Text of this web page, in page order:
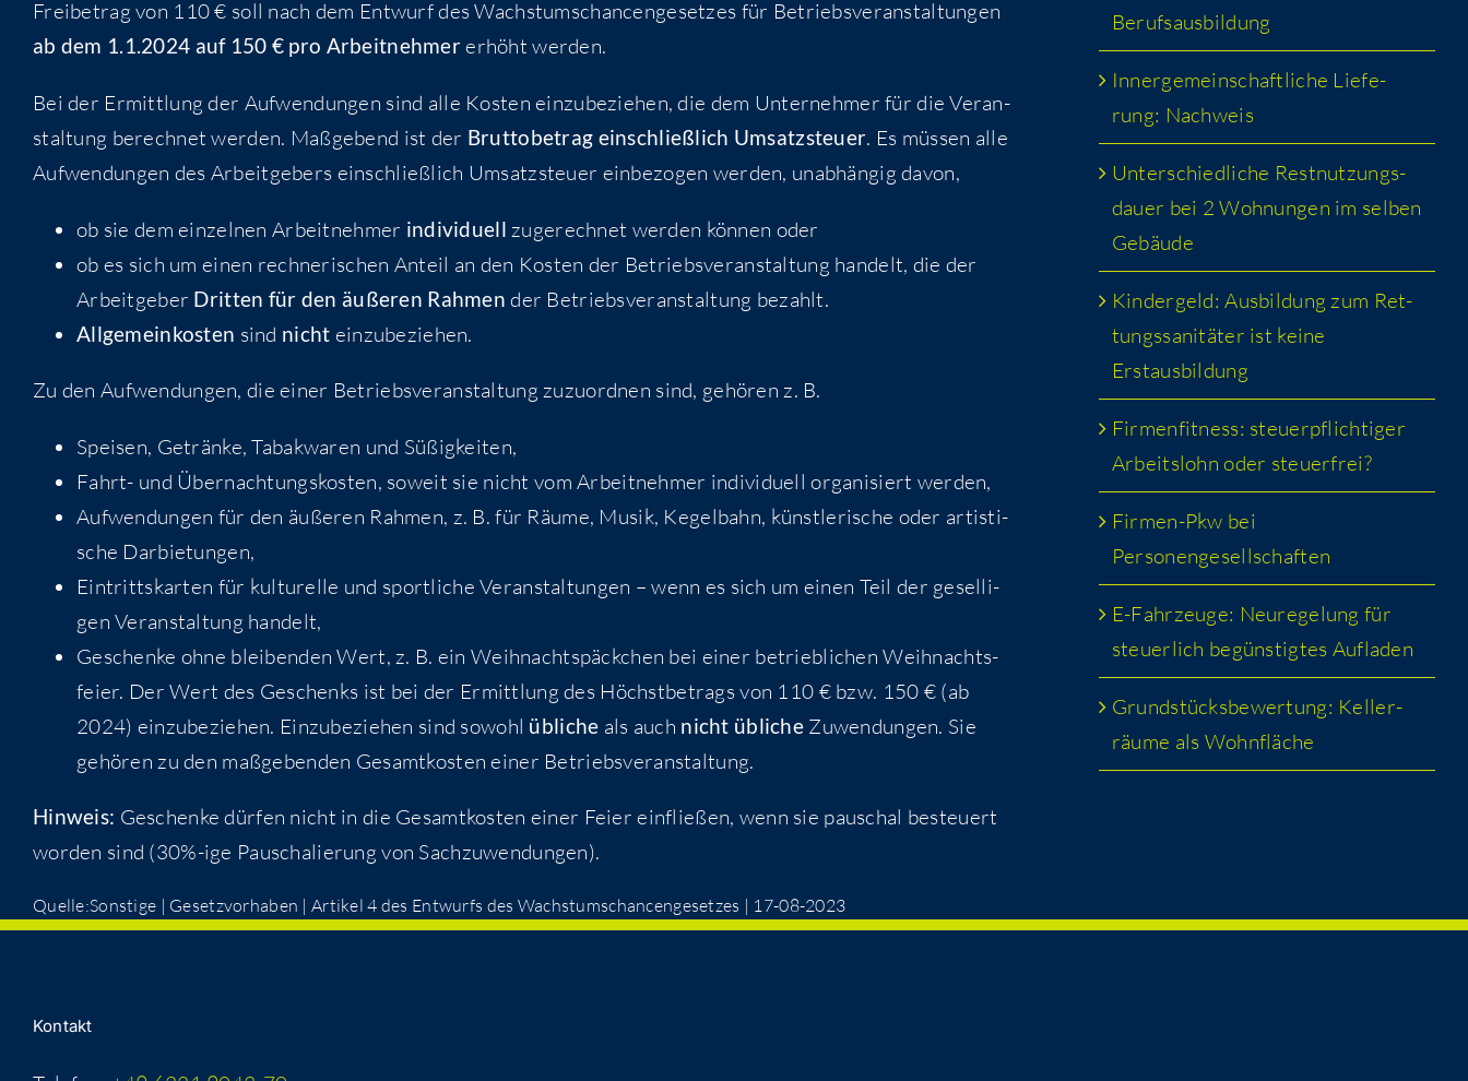
Frei­be­trag von 110 € soll nach dem Ent­wurf des Wachs­tums­chan­cen­ge­set­zes für Betriebs­ver­an­stal­tun­gen
ab dem 1.1.2024 auf 150 € pro Arbeit­neh­mererhöht werden.
Bei der Ermitt­lung der Auf­wen­dun­gen sind alle Kos­ten ein­zu­be­zie­hen, die dem Unter­neh­mer für die Ver­an­
stal­tung berech­net wer­den. Maß­ge­bend ist der Brut­to­be­trag ein­schließ­lich Umsatz­steu­er. Es müs­sen alle
Auf­wen­dun­gen des Arbeit­ge­bers ein­schließ­lich Umsatz­steu­er ein­be­zo­gen wer­den, unab­hän­gig davon,
ob sie dem ein­zel­nen Arbeit­neh­mer indi­vi­du­ell zuge­rech­net wer­den kön­nen oder
ob es sich um einen rech­ne­ri­schen Anteil an den Kos­ten der Betriebs­ver­an­stal­tung han­delt, die der
Arbeit­ge­ber Drit­ten für den äuße­ren Rah­men der Betriebs­ver­an­stal­tung bezahlt.
All­ge­mein­kos­ten sind nicht einzubeziehen.
Zu den Auf­wen­dun­gen, die einer Betriebs­ver­an­stal­tung zuzu­ord­nen sind, gehö­ren z. B.
Spei­sen, Geträn­ke, Tabak­wa­ren und Süßigkeiten,
Fahrt- und Über­nach­tungs­kos­ten, soweit sie nicht vom Arbeit­neh­mer indi­vi­du­ell orga­ni­siert werden,
Auf­wen­dun­gen für den äuße­ren Rah­men, z. B. für Räu­me, Musik, Kegel­bahn, künst­le­ri­sche oder artis­ti­
sche Darbietungen,
Ein­tritts­kar­ten für kul­tu­rel­le und sport­li­che Ver­an­stal­tun­gen – wenn es sich um einen Teil der gesel­li­
gen Ver­an­stal­tung handelt,
Geschen­ke ohne blei­ben­den Wert, z. B. ein Weih­nachts­päck­chen bei einer betrieb­li­chen Weih­nachts­
fei­er. Der Wert des Geschenks ist bei der Ermitt­lung des Höchst­be­trags von 110 € bzw. 150 € (ab
2024) ein­zu­be­zie­hen. Ein­zu­be­zie­hen sind sowohl übli­che als auch nicht übli­cheZuwen­dun­gen. Sie
gehö­ren zu den maß­ge­ben­den Gesamt­kos­ten einer Betriebsveranstaltung.
Hin­weis: Geschen­ke dür­fen nicht in die Gesamt­kos­ten einer Fei­er ein­flie­ßen, wenn sie pau­schal besteu­ert
wor­den sind (30%-ige Pau­scha­lie­rung von Sachzuwendungen).
Quelle:Sonstige | Gesetz­vor­ha­ben | Arti­kel 4 des Ent­wurfs des Wachs­tums­chan­cen­ge­set­zes | 17-08-2023
Berufsausbildung
Inner­ge­mein­schaft­li­che Lie­fe­
rung: Nachweis
Unter­schied­li­che Rest­nut­zungs­
dau­er bei 2 Woh­nun­gen im sel­ben
Gebäude
Kin­der­geld: Aus­bil­dung zum Ret­
tungs­sa­ni­tä­ter ist kei­ne
Erstausbildung
Fir­men­fit­ness: steu­er­pflich­ti­ger
Arbeits­lohn oder steuerfrei?
Fir­men-Pkw bei
Personengesellschaften
E-Fahr­zeu­ge: Neu­re­ge­lung für
steu­er­lich begüns­tig­tes Aufladen
Grund­stücks­be­wer­tung: Kel­ler­
räu­me als Wohnfläche
Kon­takt